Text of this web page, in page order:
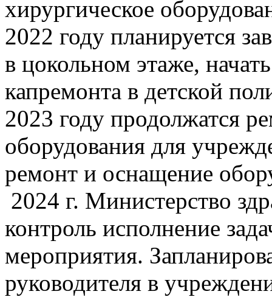
хирургическое
2022 году планируется
в цокольном этаже,
капремонта в детской
2023 году продолжатся
оборудования для
ремонт и оснащение
2024 г. Министерство
контроль исполнение
мероприятия.
руководителя в